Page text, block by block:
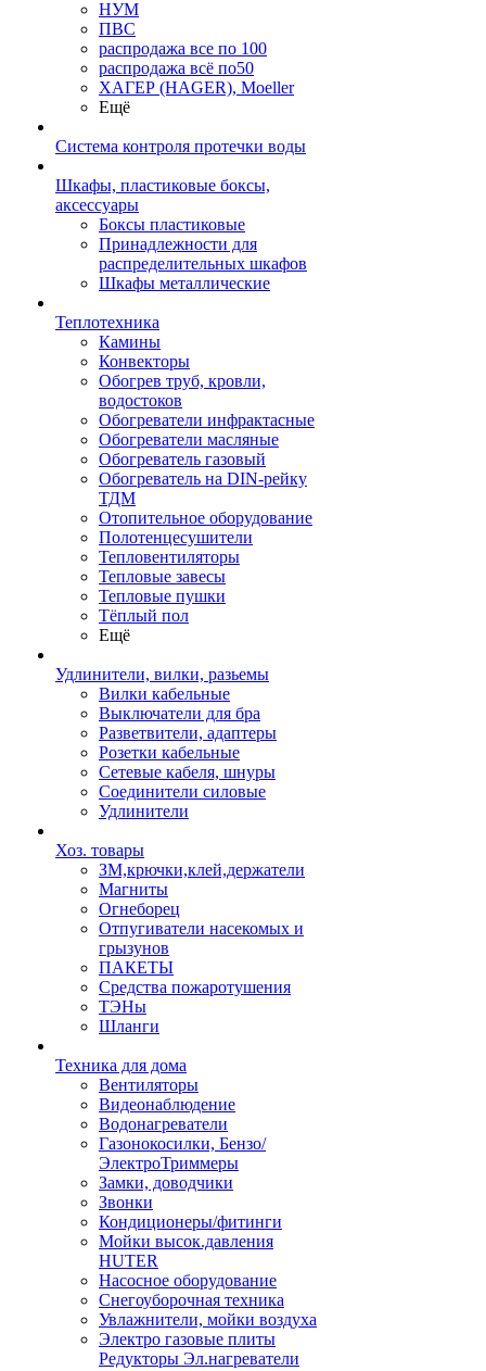
НУМ
ПВС
распродажа все по 100
распродажа всё по50
ХАГЕР (HAGER), Moeller
Ещё
Система контроля протечки воды
Шкафы, пластиковые боксы,
аксессуары
Боксы пластиковые
Принадлежности для
распределительных шкафов
Шкафы металлические
Теплотехника
Камины
Конвекторы
Обогрев труб, кровли,
водостоков
Обогреватели инфрактасные
Обогреватели масляные
Обогреватель газовый
Обогреватель на DIN-рейку
ТДМ
Отопительное оборудование
Полотенцесушители
Тепловентиляторы
Тепловые завесы
Тепловые пушки
Тёплый пол
Ещё
Удлинители, вилки, разьемы
Вилки кабельные
Выключатели для бра
Разветвители, адаптеры
Розетки кабельные
Сетевые кабеля, шнуры
Соединители силовые
Удлинители
Хоз. товары
ЗМ,крючки,клей,держатели
Магниты
Огнеборец
Отпугиватели насекомых и
грызунов
ПАКЕТЫ
Средства пожаротушения
ТЭНы
Шланги
Техника для дома
Вентиляторы
Видеонаблюдение
Водонагреватели
Газонокосилки, Бензо/
ЭлектроТриммеры
Замки, доводчики
Звонки
Кондиционеры/фитинги
Мойки высок.давления
HUTER
Насосное оборудование
Снегоуборочная техника
Увлажнители, мойки воздуха
Электро газовые плиты
Редукторы Эл.нагреватели